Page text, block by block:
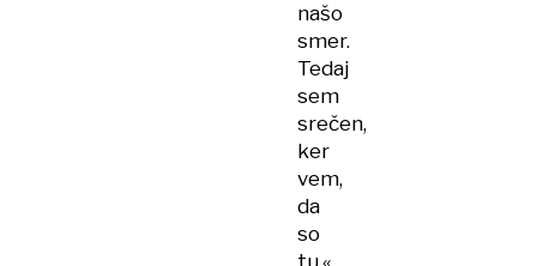
našo
smer.
Tedaj
sem
srečen,
ker
vem,
da
so